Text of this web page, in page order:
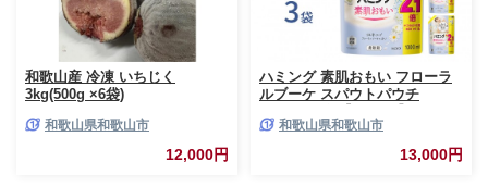
和歌山産 冷凍 いちじく
3kg(500g ×6袋)
和歌山県和歌山市
12,000円
ハミング 素肌おもい フローラ
ルブーケ スパウトパウチ
和歌山県和歌山市
13,000円